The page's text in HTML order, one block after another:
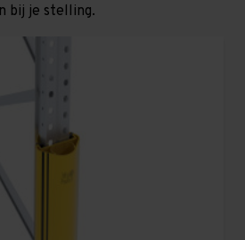
bij je stelling.